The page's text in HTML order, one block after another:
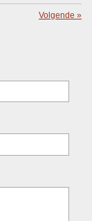
Volgende »